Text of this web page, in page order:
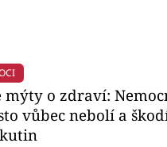
o zdraví:
vůbec nebolí a